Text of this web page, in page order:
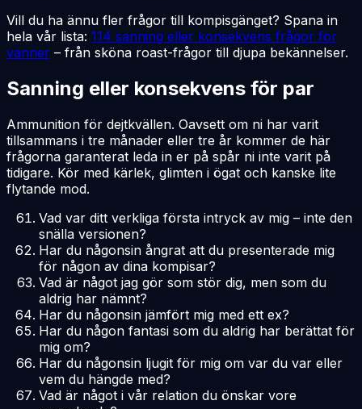
Vill du ha ännu fler frågor till kompisgänget? Spana in
hela vår lista: 114 sanning eller konsekvens frågor för
vänner – från sköna roast-frågor till djupa bekännelser.
Sanning eller konsekvens för par
Ammunition för dejtkvällen. Oavsett om ni har varit
tillsammans i tre månader eller tre år kommer de här
frågorna garanterat leda in er på spår ni inte varit på
tidigare. Kör med kärlek, glimten i ögat och kanske lite
flytande mod.
Vad var ditt verkliga första intryck av mig – inte den
snälla versionen?
Har du någonsin ångrat att du presenterade mig
för någon av dina kompisar?
Vad är något jag gör som stör dig, men som du
aldrig har nämnt?
Har du någonsin jämfört mig med ett ex?
Har du någon fantasi som du aldrig har berättat för
mig om?
Har du någonsin ljugit för mig om var du var eller
vem du hängde med?
Vad är något i vår relation du önskar vore